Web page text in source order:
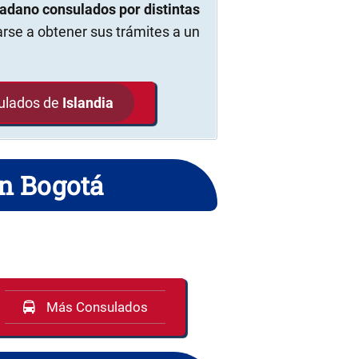
consulados por distintas
a obtener sus trámites a un
de Islandia
Bogotá
Más Consulados